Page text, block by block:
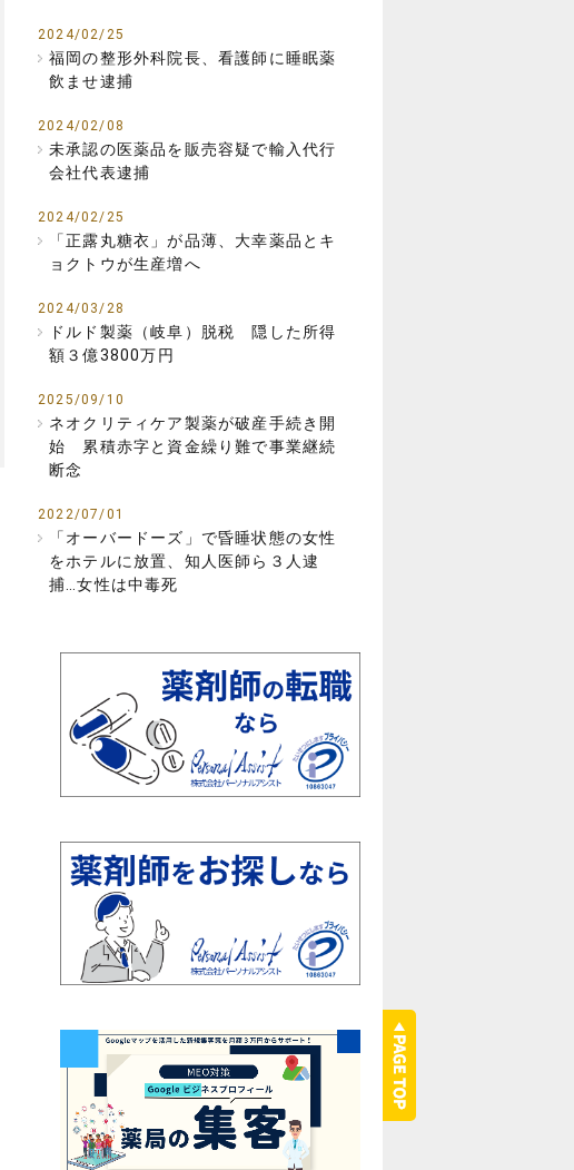
2024/02/25
福岡の整形外科院長、看護師に睡眠薬
飲ませ逮捕
2024/02/08
未承認の医薬品を販売容疑で輸入代行
会社代表逮捕
2024/02/25
「正露丸糖衣」が品薄、大幸薬品とキ
ョクトウが生産増へ
2024/03/28
ドルド製薬（岐阜）脱税 隠した所得
額３億3800万円
2025/09/10
ネオクリティケア製薬が破産手続き開
始 累積赤字と資金繰り難で事業継続
断念
2022/07/01
「オーバードーズ」で昏睡状態の女性
をホテルに放置、知人医師ら３人逮
捕…女性は中毒死